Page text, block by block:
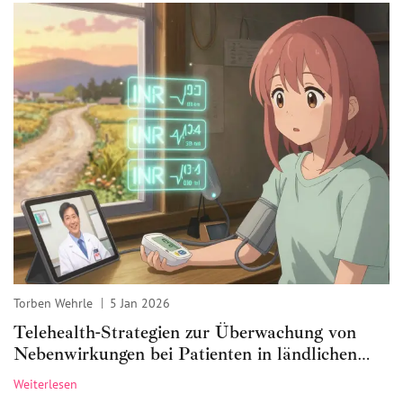
Torben Wehrle 5 Jan 2026
Telehealth-Strategien zur Überwachung von
Nebenwirkungen bei Patienten in ländlichen
und abgelegenen Gebieten
Weiterlesen